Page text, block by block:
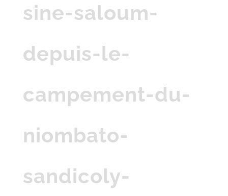
sine-saloum-
depuis-le-
campement-du-
niombato-
sandicoly-